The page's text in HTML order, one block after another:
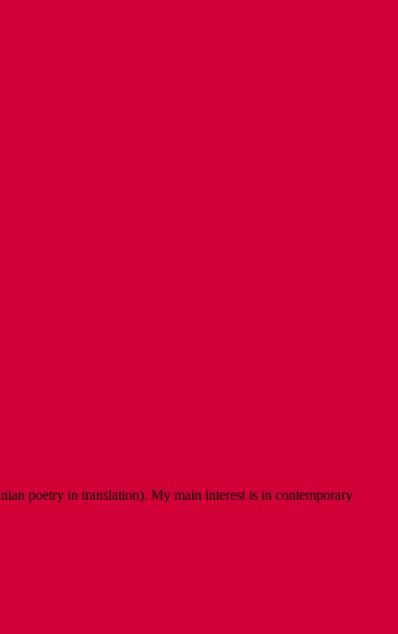
poetry in translation). My main interest is in contemporary